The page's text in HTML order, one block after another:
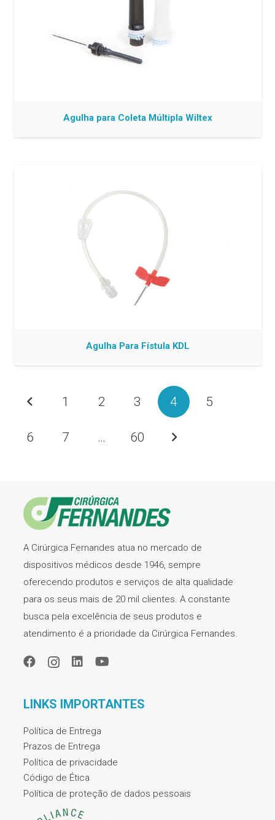
Agulha para Coleta Múltipla Wiltex
Agulha Para Fístula KDL
1 2 3 4 5
6 7 … 60
A Cirúrgica Fernandes atua no mercado de
dispositivos médicos desde 1946, sempre
oferecendo produtos e serviços de alta qualidade
para os seus mais de 20 mil clientes. A constante
busca pela excelência de seus produtos e
atendimento é a prioridade da Cirúrgica Fernandes.
LINKS IMPORTANTES
Política de Entrega
Prazos de Entrega
Política de privacidade
Código de Ética
Política de proteção de dados pessoais